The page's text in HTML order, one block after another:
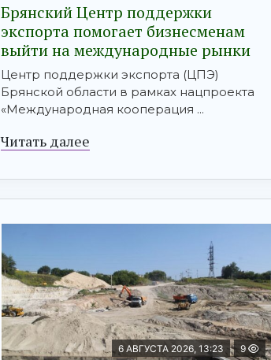
Брянский Центр поддержки
экспорта помогает бизнесменам
выйти на международные рынки
Центр поддержки экспорта (ЦПЭ)
Брянской области в рамках нацпроекта
«Международная кооперация ...
Читать далее
6 АВГУСТА 2026, 13:23 9